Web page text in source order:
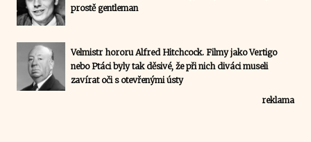
prostě gentleman
Velmistr hororu Alfred Hitchcock. Filmy jako Vertigo
nebo Ptáci byly tak děsivé, že při nich diváci museli
zavírat oči s otevřenými ústy
reklama